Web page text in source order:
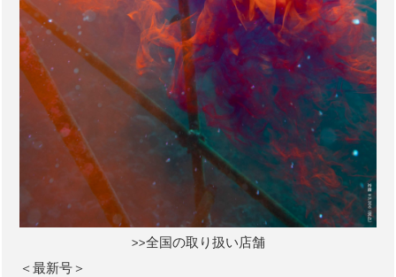
>>全国の取り扱い店舗
＜最新号＞